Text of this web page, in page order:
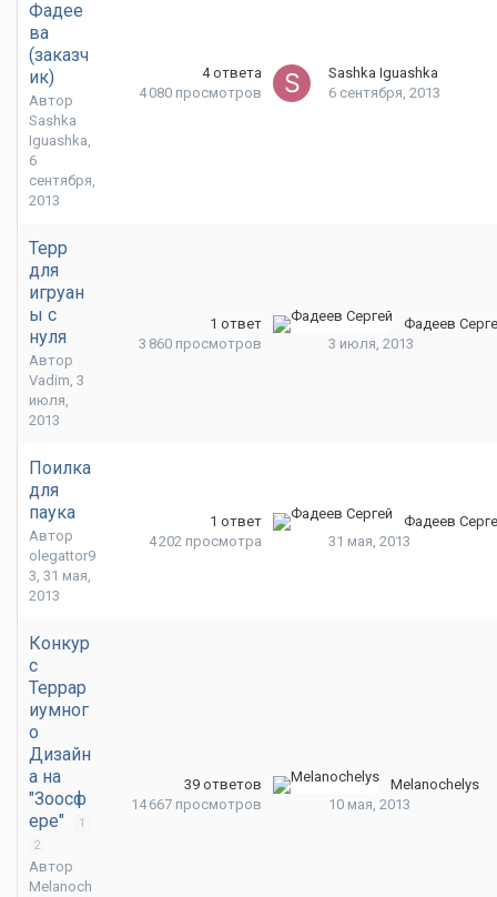
Фадее
ва
(заказч
ик)
Автор
Sashka
Iguashka,
6
сентября,
2013
4 ответа
4 080 просмотров
Sashka Iguashka
6 сентября, 2013
Терр
для
игруан
ы с
нуля
Автор
Vadim, 3
июля,
2013
1 ответ
3 860 просмотров
Фадеев
3 июля, 2013
Поилка
для
паука
Автор
olegattor9
3, 31 мая,
2013
1 ответ
4 202 просмотра
Фадеев
31 мая, 2013
Конкур
с
Террар
иумног
о
Дизайн
а на
"Зоосф
ере"
1
2
Автор
Melanoch
39 ответов
14 667 просмотров
Melanochelys
10 мая, 2013